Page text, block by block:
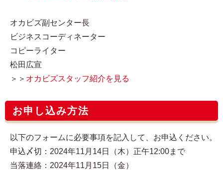
オカビズ副センター長
ビジネスコーディネーター
コピーライター
松田広宣
＞＞ オカビズスタッフ紹介を見る
お申し込み方法
以下のフォームに必要事項を記入して、お申込ください。
申込〆切：2024年11月14日（木）正午12:00まで
当落連絡：2024年11月15日（金）